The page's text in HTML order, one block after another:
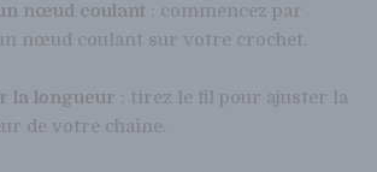
nœud coulant : commencez par
nœud coulant sur votre crochet.
la longueur : tirez le fil pour ajuster la
de votre chaîne.